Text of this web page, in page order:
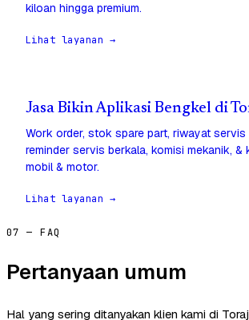
kiloan hingga premium.
Lihat layanan →
Jasa Bikin Aplikasi Bengkel di
Work order, stok spare part, riwayat servis
reminder servis berkala, komisi mekanik,
mobil & motor.
Lihat layanan →
07 — FAQ
Pertanyaan umum
Hal yang sering ditanyakan klien kami di